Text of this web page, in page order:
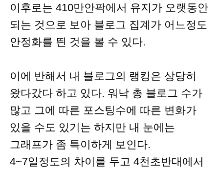
이후로는 410만안팍에서 유지가 오랫동안
되는 것으로 보아 블로그 집계가 어느정도
안정화를 띈 것을 볼 수 있다.
이에 반해서 내 블로그의 랭킹은 상당히
왔다갔다 하고 있다. 워낙 총 블로그 수가
많고 그에 따른 포스팅수에 따른 변화가
있을 수도 있기는 하지만 내 눈에는
그래프가 좀 특이하게 보인다.
4~7일정도의 차이를 두고 4천초반대에서